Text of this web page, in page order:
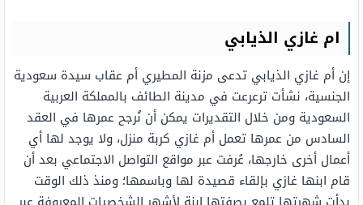
ام غازي الذيابي
إن أم غازي الذيابي تدعى مزنة المطيري أم عقاب سيدة سعودية
الجنسية، نشأت ترعرعت في مدينة الطائف بالمملكة العربية
السعودية ومن خلال التقديرات يمكن أن نُرجح عمرها في العقد
السادس من عمرها تعمل أم غازي كربة منزل، ولا يوجد لها أي
أعمال أخرى خارجها، عُرفت عبر مواقع التواصل الاجتماعي بعد أن
قام ابنها غازي بإلقاء قصيدة لها وباسمها؛ ومنذ ذلك الوقت